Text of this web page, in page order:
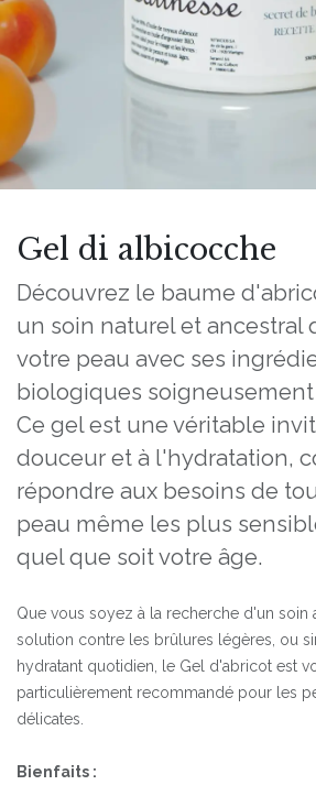
Gel di albicocche
Découvrez le baume
un soin naturel et ancestral
votre peau avec ses
biologiques
Ce gel est une véritable
douceur et à l'hydratation,
répondre aux besoins de
peau même les plus
quel que soit votre âge.
Que vous soyez à la recherche d'un soin
solution contre les brûlures légères, ou
hydratant quotidien, le Gel d'abricot est
particulièrement recommandé pour les
délicates.
Bienfaits :